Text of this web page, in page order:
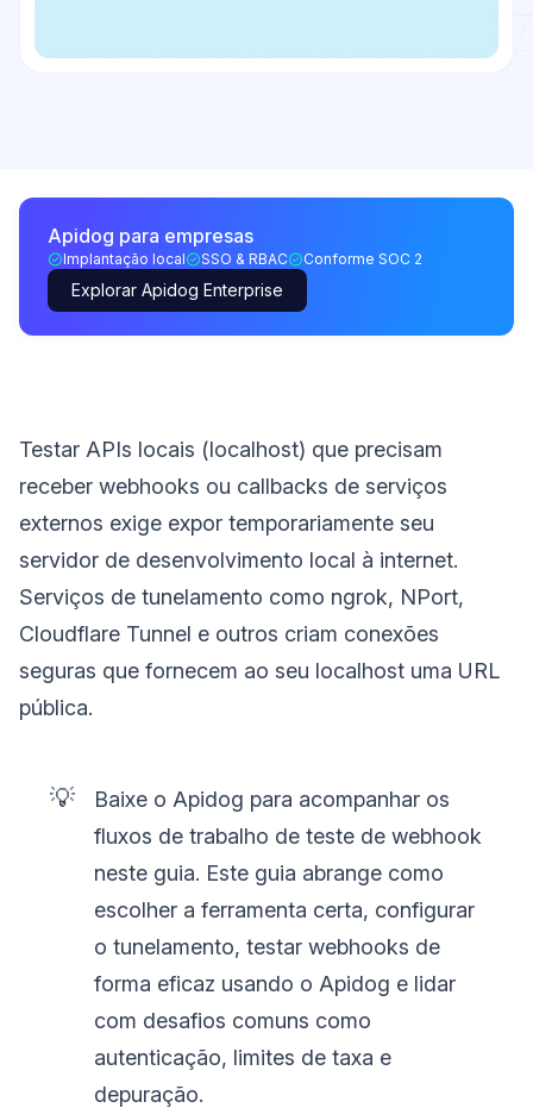
Apidog para empresas
Implantação local SSO & RBAC Conforme SOC 2
Explorar Apidog Enterprise
Testar APIs locais (localhost) que precisam
receber webhooks ou callbacks de serviços
externos exige expor temporariamente seu
servidor de desenvolvimento local à internet.
Serviços de tunelamento como ngrok, NPort,
Cloudflare Tunnel e outros criam conexões
seguras que fornecem ao seu localhost uma URL
pública.
💡
Baixe o Apidog para acompanhar os
fluxos de trabalho de teste de webhook
neste guia. Este guia abrange como
escolher a ferramenta certa, configurar
o tunelamento, testar webhooks de
forma eficaz usando o Apidog e lidar
com desafios comuns como
autenticação, limites de taxa e
depuração.